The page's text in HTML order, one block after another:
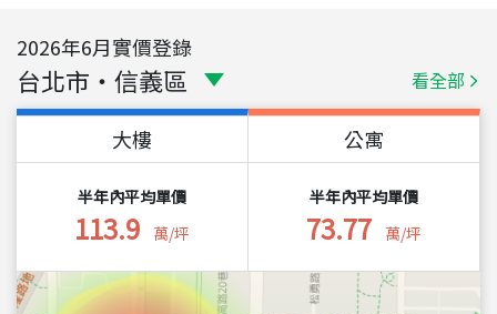
2026年6月實價登錄
台北市 ・ 信義區 看全部
大樓
半年內平均單價
113.9 萬/坪
公寓
半年內平均單價
73.77 萬/坪